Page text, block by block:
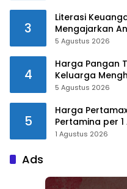
3
Literasi
Mengajarkan
5 Agustus 2026
4
Harga Pangan
Keluarga
5 Agustus 2026
5
Harga
Pertamina per
1 Agustus 2026
Ads